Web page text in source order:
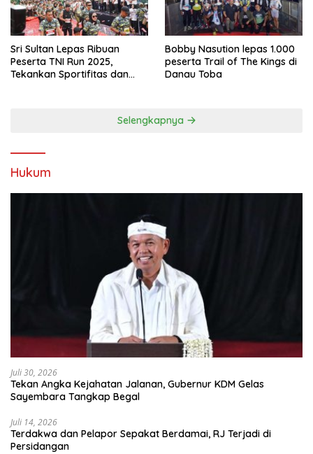
Sri Sultan Lepas Ribuan
Peserta TNI Run 2025,
Tekankan Sportifitas dan
Bobby Nasution lepas 1.000
peserta Trail of The Kings di
Danau Toba
Selengkapnya
Hukum
Juli 30, 2026
Tekan Angka Kejahatan Jalanan, Gubernur KDM Gelas
Sayembara Tangkap Begal
Juli 14, 2026
Terdakwa dan Pelapor Sepakat Berdamai, RJ Terjadi di
Persidangan